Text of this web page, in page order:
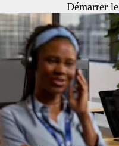
Démarrer